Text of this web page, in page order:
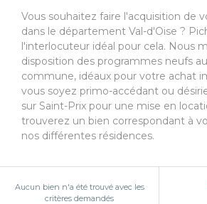
Vous souhaitez faire l'acquisition de
dans le département Val-d'Oise ?
l'interlocuteur idéal pour cela. Nous
disposition des programmes neufs
commune, idéaux pour votre achat
vous soyez primo-accédant ou
sur Saint-Prix pour une mise en
trouverez un bien correspondant à
nos différentes résidences.
Aucun bien n'a été trouvé avec les
critères demandés